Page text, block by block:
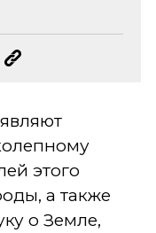
этого
а также
о Земле,